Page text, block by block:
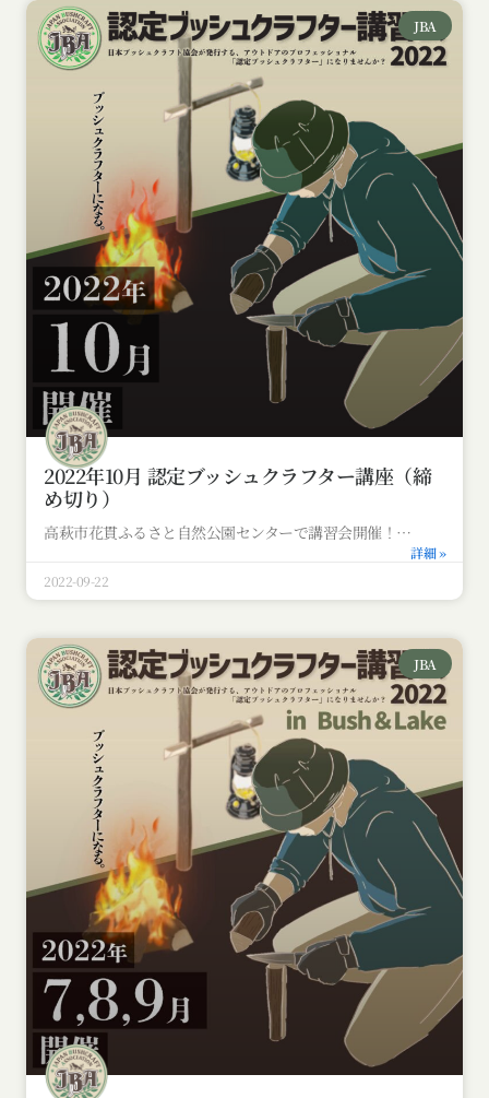
JBA
2022年10月 認定ブッシュクラフター講座（締
め切り）
高萩市花貫ふるさと自然公園センターで講習会開催！
詳細 »
2022-09-22
JBA